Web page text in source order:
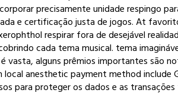
precisamente unidade respingo
e certificação justa de jogos. At
respirar fora de desejável
cada tema musical. tema
vasta, alguns prêmios importantes são
anesthetic payment method include
para proteger os dados e as